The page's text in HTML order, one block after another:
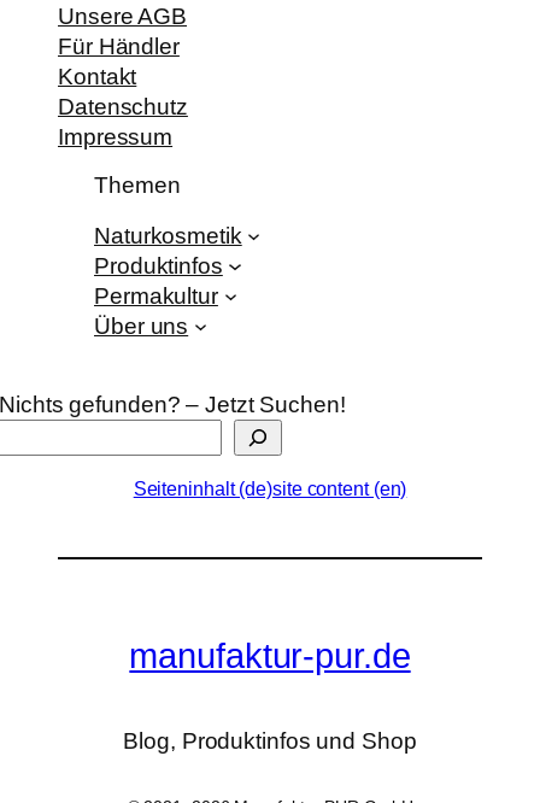
Unsere AGB
Für Händler
Kontakt
Datenschutz
Impressum
Themen
Naturkosmetik
Produktinfos
Permakultur
Über uns
Nichts gefunden? – Jetzt Suchen!
Seiteninhalt (de)site content (en)
manufaktur-pur.de
Blog, Produktinfos und Shop